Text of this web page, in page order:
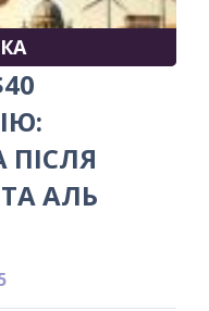
ПІСЛЯ
АЛЬ